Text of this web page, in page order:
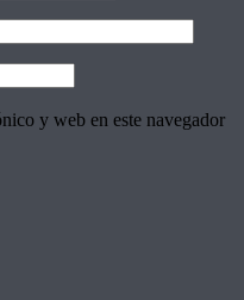
y web en este navegador